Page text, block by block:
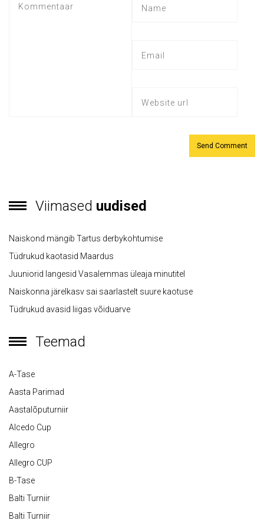
Viimased uudised
Naiskond mängib Tartus derbykohtumise
Tüdrukud kaotasid Maardus
Juuniorid langesid Vasalemmas üleaja minutitel
Naiskonna järelkasv sai saarlastelt suure kaotuse
Tüdrukud avasid liigas võiduarve
Teemad
A-Tase
Aasta Parimad
Aastalõputurniir
Alcedo Cup
Allegro
Allegro CUP
B-Tase
Balti Turniir
Balti Turniir